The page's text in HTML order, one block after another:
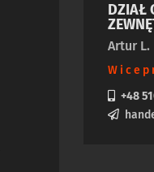
DZIAŁ
Artur L.
+48